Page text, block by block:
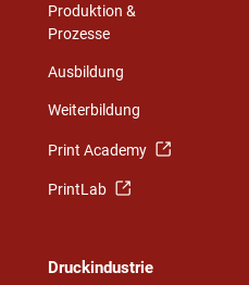
Produktion &
Prozesse
Ausbildung
Weiterbildung
Print Academy
PrintLab
Druckindustrie